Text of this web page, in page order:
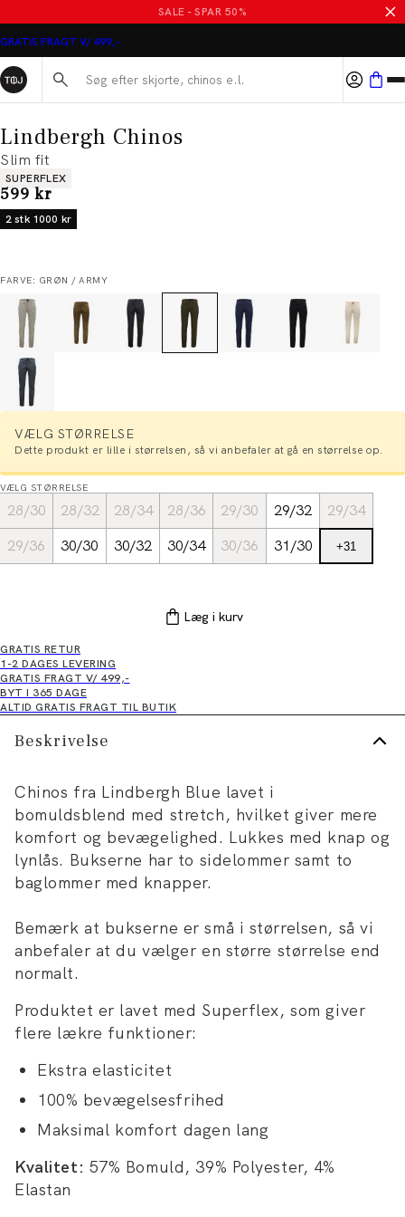
SALE - SPAR 50%
GRATIS FRAGT V/ 499,-
Søg her...
Lindbergh Chinos
Slim fit
Produkt egenskaber
SUPERFLEX
I alt (inkl. rabat)
599 kr
2 stk 1000 kr
FARVE: GRØN / ARMY
VÆLG STØRRELSE
Dette produkt er lille i størrelsen, så vi anbefaler at gå en størrelse op.
VÆLG STØRRELSE
28/30 28/32 28/34 28/36 29/30 29/32
29/34
29/36
30/30 30/32 30/34 30/36 31/30 +31
Læg i kurv
GRATIS RETUR
1-2 DAGES LEVERING
GRATIS FRAGT V/ 499,-
BYT I 365 DAGE
ALTID GRATIS FRAGT TIL BUTIK
Beskrivelse
Chinos fra Lindbergh Blue lavet i
bomuldsblend med stretch, hvilket giver mere
komfort og bevægelighed. Lukkes med knap og
lynlås. Bukserne har to sidelommer samt to
baglommer med knapper.
Bemærk at bukserne er små i størrelsen, så vi
anbefaler at du vælger en større størrelse end
normalt.
Produktet er lavet med Superflex, som giver
flere lækre funktioner:
Ekstra elasticitet
100% bevægelsesfrihed
Maksimal komfort dagen lang
Kvalitet: 57% Bomuld, 39% Polyester, 4%
Elastan